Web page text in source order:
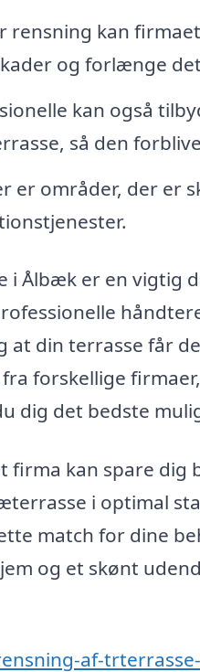
rensning kan
og forlænge
kan også
så den
er områder, der er
i Ålbæk er en vigtig
din terrasse får
forskellige
dig det bedste
firma kan spare
i optimal
match for dine
og et skønt
af-